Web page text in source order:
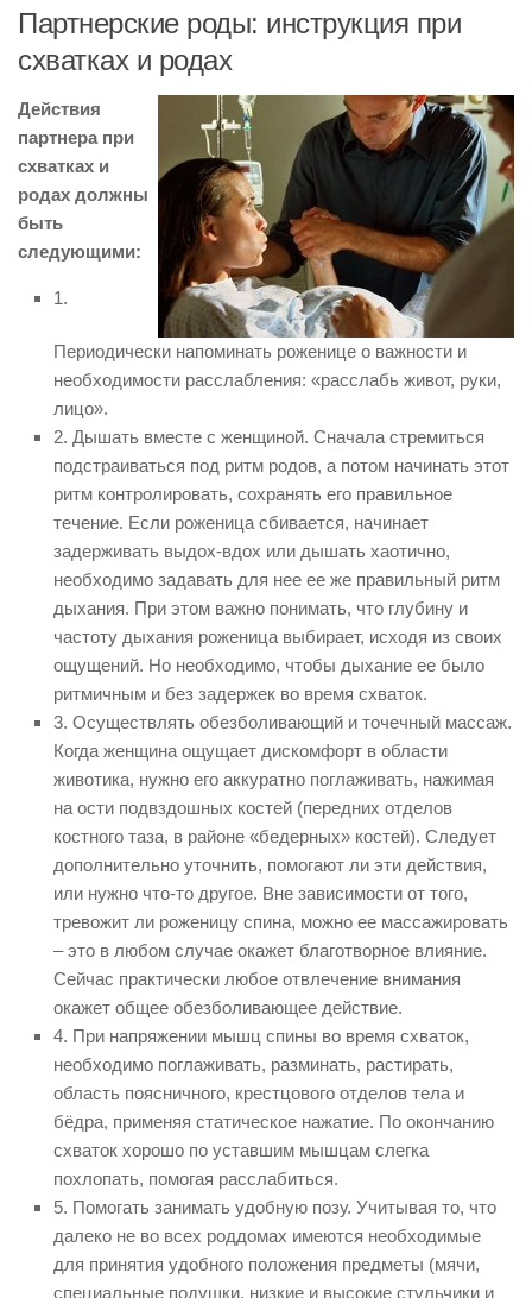
Партнерские роды: инструкция при
схватках и родах
Действия
партнера при
схватках и
родах должны
быть
следующими:
1.
Периодически напоминать роженице о важности и
необходимости расслабления: «расслабь живот, руки,
лицо».
2. Дышать вместе с женщиной. Сначала стремиться
подстраиваться под ритм родов, а потом начинать этот
ритм контролировать, сохранять его правильное
течение. Если роженица сбивается, начинает
задерживать выдох-вдох или дышать хаотично,
необходимо задавать для нее ее же правильный ритм
дыхания. При этом важно понимать, что глубину и
частоту дыхания роженица выбирает, исходя из своих
ощущений. Но необходимо, чтобы дыхание ее было
ритмичным и без задержек во время схваток.
3. Осуществлять обезболивающий и точечный массаж.
Когда женщина ощущает дискомфорт в области
животика, нужно его аккуратно поглаживать, нажимая
на ости подвздошных костей (передних отделов
костного таза, в районе «бедерных» костей). Следует
дополнительно уточнить, помогают ли эти действия,
или нужно что-то другое. Вне зависимости от того,
тревожит ли роженицу спина, можно ее массажировать
– это в любом случае окажет благотворное влияние.
Сейчас практически любое отвлечение внимания
окажет общее обезболивающее действие.
4. При напряжении мышц спины во время схваток,
необходимо поглаживать, разминать, растирать,
область поясничного, крестцового отделов тела и
бёдра, применяя статическое нажатие. По окончанию
схваток хорошо по уставшим мышцам слегка
похлопать, помогая расслабиться.
5. Помогать занимать удобную позу. Учитывая то, что
далеко не во всех роддомах имеются необходимые
для принятия удобного положения предметы (мячи,
специальные подушки, низкие и высокие стульчики и